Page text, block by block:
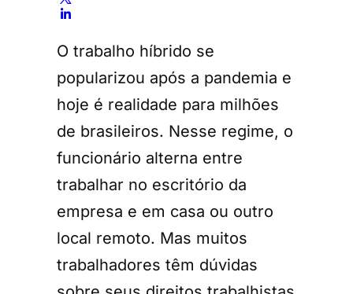
O trabalho híbrido se
popularizou após a pandemia e
hoje é realidade para milhões
de brasileiros. Nesse regime, o
funcionário alterna entre
trabalhar no escritório da
empresa e em casa ou outro
local remoto. Mas muitos
trabalhadores têm dúvidas